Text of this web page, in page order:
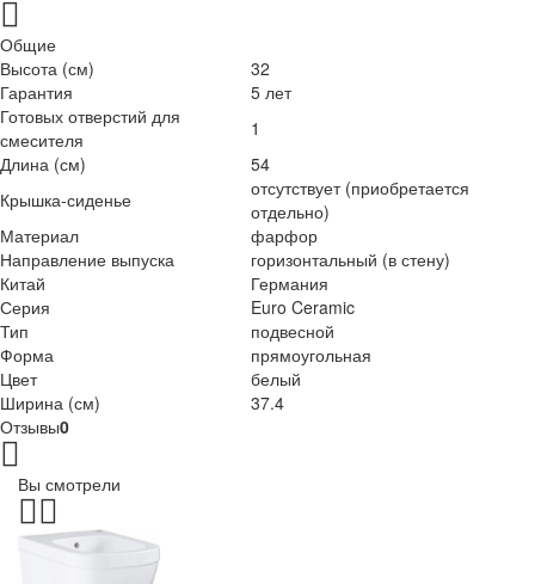
Общие
Высота (см)
32
Гарантия
5 лет
Готовых отверстий для
смесителя
1
Длина (см)
54
Крышка-сиденье
отсутствует (приобретается
отдельно)
Материал
фарфор
Направление выпуска
горизонтальный (в стену)
Китай
Германия
Серия
Euro Ceramic
Тип
подвесной
Форма
прямоугольная
Цвет
белый
Ширина (см)
37.4
Отзывы0
Вы смотрели